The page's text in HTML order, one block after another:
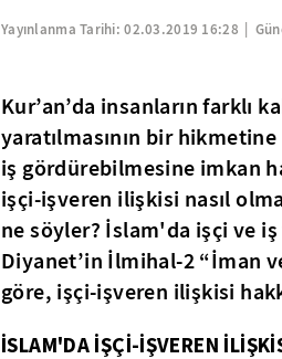
Yayınlanma Tarihi:02.03.2019 16:28
Kur’an’da insanların farklı
yaratılmasının bir
iş gördürebilmesine imkan
işçi-işveren ilişkisi nasıl
ne söyler? İslam'da işçi ve
Diyanet’in İlmihal-2 “İman
göre, işçi-işveren ilişkisi
İSLAM'DA İŞÇİ-İŞVEREN